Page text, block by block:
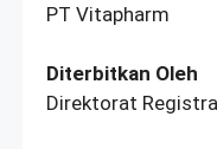
PT Vitapharm
Diterbitkan Oleh
Direktorat